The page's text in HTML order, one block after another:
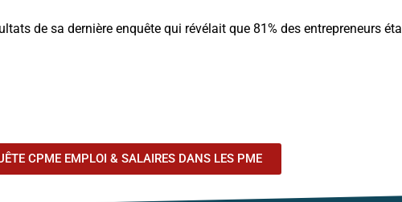
de sa dernière enquête qui révélait que 81% des entrepreneurs
CPME EMPLOI & SALAIRES DANS LES PME